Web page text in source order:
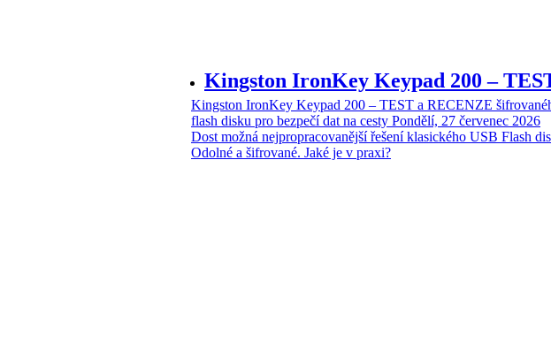
Kingston IronKey Keypad 200 –
Kingston IronKey Keypad 200 – TEST a RECENZE
flash disku pro bezpečí dat na cesty Pondělí, 27 červenec 2026
Dost možná nejpropracovanější řešení klasického USB Flash
Odolné a šifrované. Jaké je v praxi?